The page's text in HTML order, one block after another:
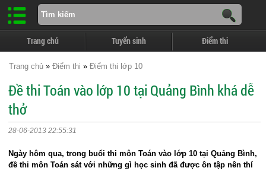
Trang chủ Tuyển sinh Điểm thi
Trang chủ » Điểm thi » Điểm thi lớp 10
Đề thi Toán vào lớp 10 tại Quảng Bình khá dễ
thở
28-06-2013 22:55:31
Ngày hôm qua, trong buổi thi môn Toán vào lớp 10 tại Quảng Bình,
đề thi môn Toán sát với những gì học sinh đã được ôn tập nên thí